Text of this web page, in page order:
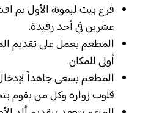
فرع بيت ليمونة الأول تم
عشرين في أحد رفيدة.
المطعم يعمل على تقديم
أولى للمكان.
المطعم يسعى جاهداً
قلوب زواره وكل من يقوم